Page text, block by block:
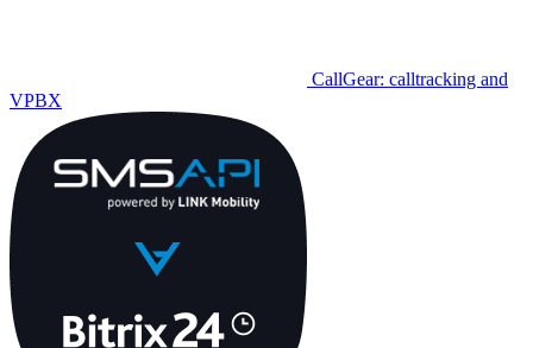
CallGear: calltracking and
VPBX